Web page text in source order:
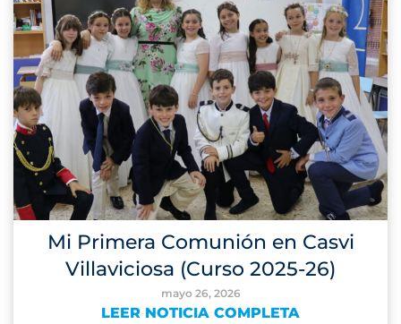
Mi Primera Comunión en Casvi
Villaviciosa (Curso 2025-26)
mayo 26, 2026
LEER NOTICIA COMPLETA